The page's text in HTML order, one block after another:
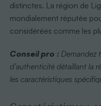
distinctes. La région de
mondialement réputée
considérées comme les
Conseil pro : Demandez
d’authenticité détaillant la
les caractéristiques